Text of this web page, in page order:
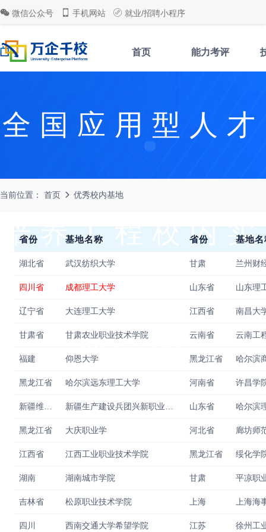
微信公众号 手机网站 就业/招聘小程序
首页 能力考评
全国应用型人才
培养工程校内实
训基地
当前位置： 首页 优秀校内基地
省份 基地名称 省份 基地名
湖北省 武汉纺织大学 甘肃 兰州财
四川省 成都理工大学 山东省 山东理
辽宁省 大连理工大学 江西省 南昌大
甘肃省 甘肃农业职业技术学院 云南省 云南工
福建 仰恩大学 黑龙江省 哈尔滨
黑龙江省 哈尔滨远东理工大学 河南省 许昌学
山东省 哈尔滨
黑龙江省 大庆职业学 河北省 廊坊师
江西省 江西工业职业技术学院 黑龙江省 绥化学
湖南 湖南城市学院 甘肃 平凉职
吉林省 松原职业技术学院 上海 上海海
四川 西南交通大学希望学院 江苏